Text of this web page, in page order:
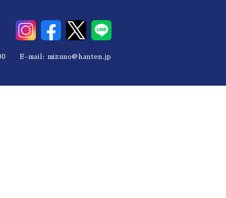
E-mail: mizuno@hanten.jp